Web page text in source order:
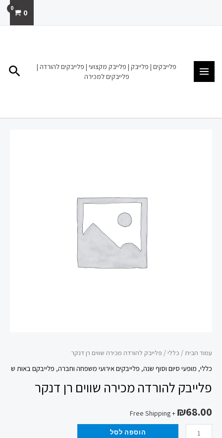
0
פלייבקים | פלייבק | פלייבק מקצועי | פלייבקים להורדה |
פלייבקים למכירה
עמוד הבית/ כללי/ פלייבק להורדה מכירה שווים רן דנקר
כללי, מופעי סיום וסוף שנה, פלייבקים אירועי משפחה וחברה, פלייבקם באות ש
פלייבק להורדה מכירה שווים רן דנקר
₪68.00
+ Free Shipping
הוספה לסל